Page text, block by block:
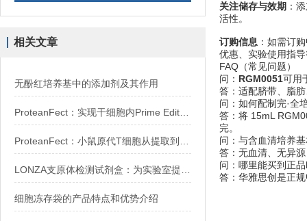
相关文章
无酚红培养基中的添加剂及其作用
细胞冻存袋的产品特点和优势介绍
关注储存与效期 ：
活性。
订购信息 ：如需订购
优惠、实验使用指
FAQ（常见问题）
问： RGM0051可用
答：适配脐带、脂
问：如何配制完·全
答：将 15mL
完。
问：与含血清培养
答：无血清、无异
问：哪里能买到正品
答：华雅思创是正规